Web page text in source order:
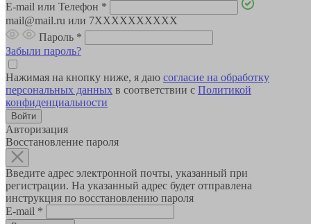
E-mail или Телефон *
mail@mail.ru или 7XXXXXXXXXX
Пароль *
Забыли пароль?
Нажимая на кнопку ниже, я даю согласие на обработку
персональных данных в соответствии с Политикой
конфиденциальности
Авторизация
Восстановление пароля
Введите адрес электронной почты, указанный при
регистрации. На указанный адрес будет отправлена
инструкция по восстановлению пароля
E-mail *